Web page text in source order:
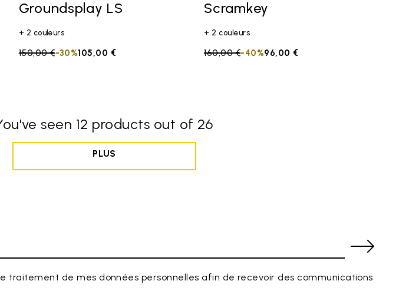
Groundsplay LS
+ 2 couleurs
Price reduced from
150,00 €to 105,00 €
-30%
Scramkey
+ 2 couleurs
Price reduced from
160,00 €to 96,00 €
-40%
seen 12 products out of 26
PLUS
traitement de mes données personnelles afin de recevoir des communications